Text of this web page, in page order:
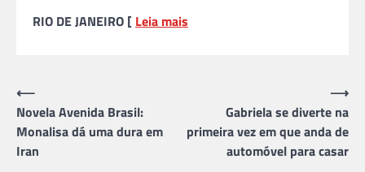
RIO DE JANEIRO [ Leia mais
Navegação
de
Post
⟵
Novela Avenida Brasil:
Monalisa dá uma dura em
Iran
Gabriela se diverte na
primeira vez em que anda de
automóvel para casar
⟶